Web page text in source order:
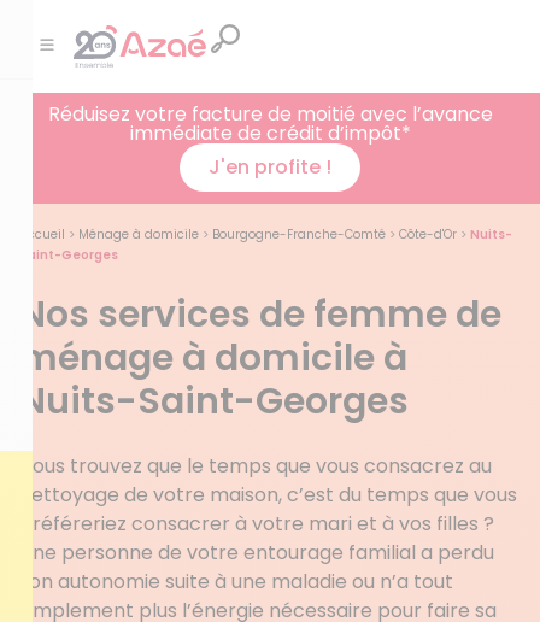
Réduisez votre facture de moitié avec l’avance
immédiate de crédit d’impôt*
J'en profite !
Accueil > Ménage à domicile > Bourgogne-Franche-Comté > Côte-d'Or > Nuits-
Saint-Georges
Nos services de femme de
ménage à domicile à
Nuits-Saint-Georges
Vous trouvez que le temps que vous consacrez au
nettoyage de votre maison, c’est du temps que vous
préféreriez consacrer à votre mari et à vos filles ?
Une personne de votre entourage familial a perdu
son autonomie suite à une maladie ou n’a tout
simplement plus l’énergie nécessaire pour faire sa